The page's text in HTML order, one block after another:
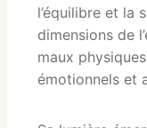
l’équilibre et la
dimensions de
maux
émotionnels et